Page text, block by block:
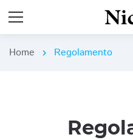
Home chevron_right Regolamento